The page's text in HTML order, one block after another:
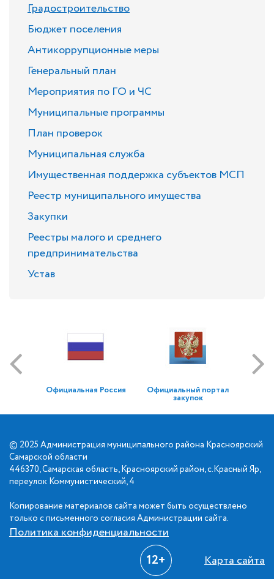
Градостроительство
Бюджет поселения
Антикоррупционные меры
Генеральный план
Мероприятия по ГО и ЧС
Муниципальные программы
План проверок
Муниципальная служба
Имущественная поддержка субъектов МСП
Реестр муниципального имущества
Закупки
Реестры малого и среднего
предпринимательства
Устав
Официальная Россия Официальный портал
закупок
© 2025 Администрация муниципального района Красноярский
Самарской области
446370, Самарская область, Красноярский район, с.Красный Яр,
переулок Коммунистический, 4
Копирование материалов сайта может быть осуществлено
только с письменного согласия Администрации сайта.
Политика конфиденциальности
12+ Карта сайта